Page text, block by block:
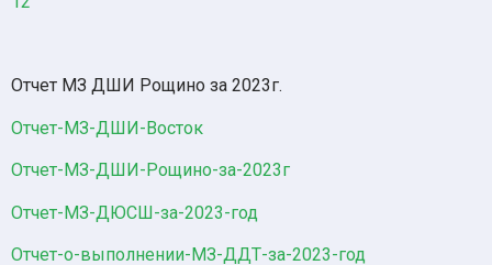
Отчет МЗ ДШИ Рощино за 2023г.
Отчет-МЗ-ДШИ-Восток
Отчет-МЗ-ДШИ-Рощино-за-2023г
Отчет-МЗ-ДЮСШ-за-2023-год
Отчет-о-выполнении-МЗ-ДДТ-за-2023-год